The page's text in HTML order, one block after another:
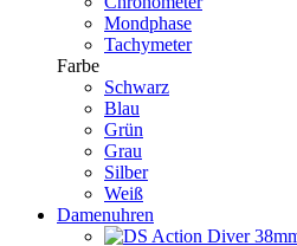
Mondphase
Tachymeter
Farbe
Schwarz
Blau
Grün
Grau
Silber
Weiß
Damenuhren